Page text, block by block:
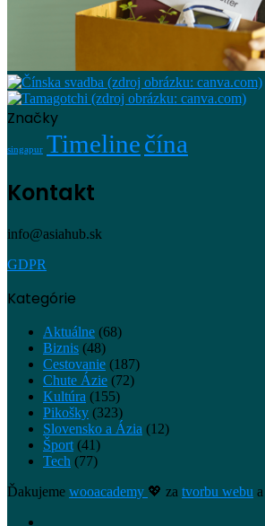
Značky
singapur Timelinečína
Kontakt
info@asiahub.sk
GDPR
Kategórie
Aktuálne (68)
Biznis (48)
Cestovanie (187)
Chute Ázie (72)
Kultúra (155)
Pikošky (323)
Slovensko a Ázia (12)
Šport (41)
Tech (77)
Ďakujeme wooacademy 💖 za tvorbu webu a